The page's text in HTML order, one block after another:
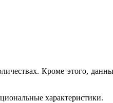
Кроме этого,
характеристики.